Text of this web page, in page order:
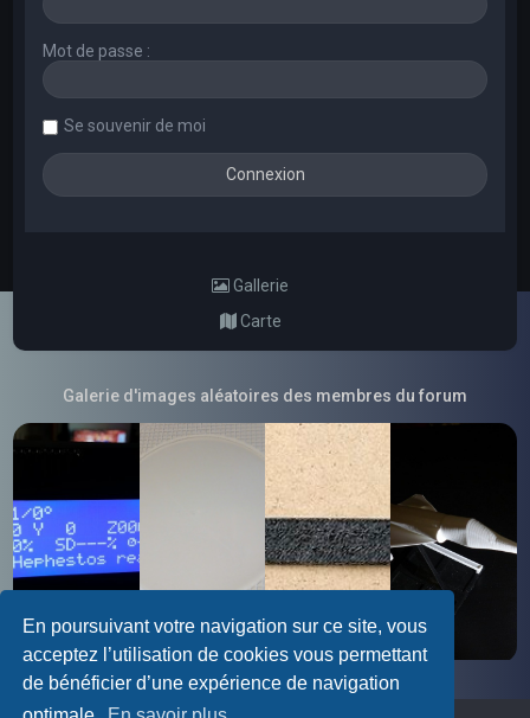
En poursuivant votre navigation sur ce site, vous
acceptez l’utilisation de cookies vous permettant
de bénéficier d’une expérience de navigation
Mot de passe :
Se souvenir de moi
Gallerie
Carte
Galerie d'images aléatoires des membres du forum